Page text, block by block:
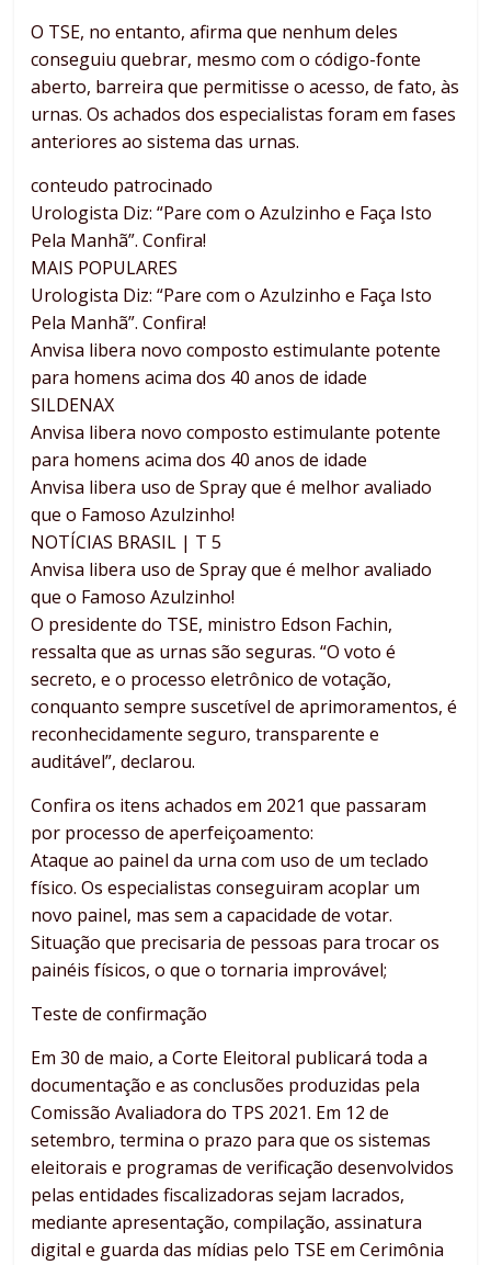
O TSE, no entanto, afirma que nenhum deles
conseguiu quebrar, mesmo com o código-fonte
aberto, barreira que permitisse o acesso, de fato, às
urnas. Os achados dos especialistas foram em fases
anteriores ao sistema das urnas.
conteudo patrocinado
Urologista Diz: “Pare com o Azulzinho e Faça Isto
Pela Manhã”. Confira!
MAIS POPULARES
Urologista Diz: “Pare com o Azulzinho e Faça Isto
Pela Manhã”. Confira!
Anvisa libera novo composto estimulante potente
para homens acima dos 40 anos de idade
SILDENAX
Anvisa libera novo composto estimulante potente
para homens acima dos 40 anos de idade
Anvisa libera uso de Spray que é melhor avaliado
que o Famoso Azulzinho!
NOTÍCIAS BRASIL | T 5
Anvisa libera uso de Spray que é melhor avaliado
que o Famoso Azulzinho!
O presidente do TSE, ministro Edson Fachin,
ressalta que as urnas são seguras. “O voto é
secreto, e o processo eletrônico de votação,
conquanto sempre suscetível de aprimoramentos, é
reconhecidamente seguro, transparente e
auditável”, declarou.
Confira os itens achados em 2021 que passaram
por processo de aperfeiçoamento:
Ataque ao painel da urna com uso de um teclado
físico. Os especialistas conseguiram acoplar um
novo painel, mas sem a capacidade de votar.
Situação que precisaria de pessoas para trocar os
painéis físicos, o que o tornaria improvável;
Teste de confirmação
Em 30 de maio, a Corte Eleitoral publicará toda a
documentação e as conclusões produzidas pela
Comissão Avaliadora do TPS 2021. Em 12 de
setembro, termina o prazo para que os sistemas
eleitorais e programas de verificação desenvolvidos
pelas entidades fiscalizadoras sejam lacrados,
mediante apresentação, compilação, assinatura
digital e guarda das mídias pelo TSE em Cerimônia